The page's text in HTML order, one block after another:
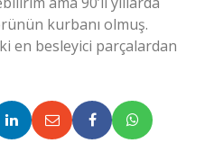
kurbanı olmuş.
en besleyici parçalardan